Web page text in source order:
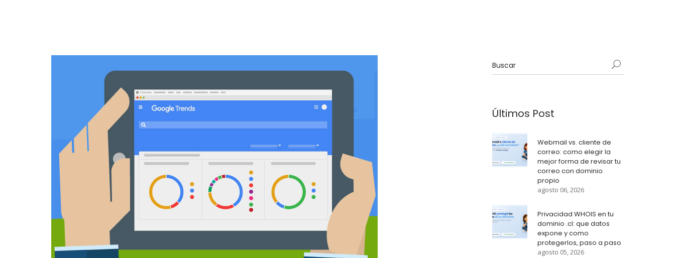
Últimos Post
Webmail vs. cliente de
correo: como elegir la
mejor forma de revisar tu
correo con dominio
propio
agosto 06, 2026
Privacidad WHOIS en tu
dominio .cl: que datos
expone y como
protegerlos, paso a paso
agosto 05, 2026